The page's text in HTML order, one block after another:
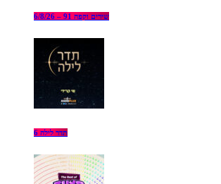
שירים וקפה 91 – 6/8/26
תדר לילה 6